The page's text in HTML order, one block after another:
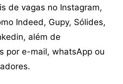
de vagas no Instagram,
Indeed, Gupy, Sólides,
além de
por e-mail, whatsApp ou